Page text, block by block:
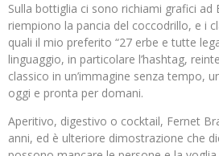
Sulla bottiglia ci sono richiami grafici ad
riempiono la pancia del coccodrillo, e i
quali il mio preferito “27 erbe e tutte
linguaggio, in particolare l’hashtag,
classico in un’immagine senza tempo,
oggi e pronta per domani.
Aperitivo, digestivo o cocktail, Fernet
anni, ed è ulteriore dimostrazione che